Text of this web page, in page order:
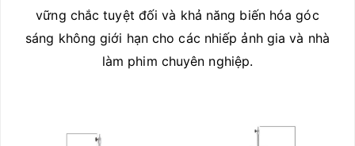
vững chắc tuyệt đối và khả năng biến hóa góc
sáng không giới hạn cho các nhiếp ảnh gia và nhà
làm phim chuyên nghiệp.